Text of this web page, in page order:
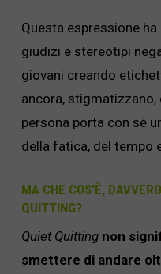
Questa espressione ha
giudizi e stereotipi
giovani creando
ancora,
persona porta con sé
della fatica, del tempo
MA CHE COS’È,
QUITTING?
Quiet Quitting non
smettere di andare